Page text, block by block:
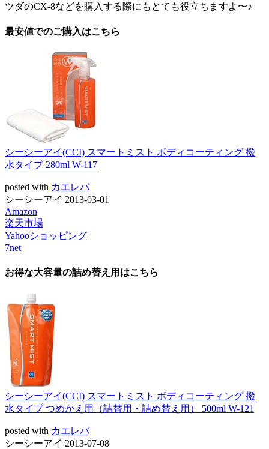
ツダのCX-8などを購入する際にもとても役立ちますよ〜♪
最安値でのご購入はこちら
シーシーアイ(CCI) スマートミスト ボディコーティング 撥
水タイプ 280ml W-117
posted with カエレバ
シーシーアイ 2013-03-01
Amazon
楽天市場
Yahooショッピング
7net
お得な大容量の詰め替え用はこちら
シーシーアイ(CCI) スマートミスト ボディコーティング 撥
水タイプ つめかえ用（詰替用・詰め替え用） 500ml W-121
posted with カエレバ
シーシーアイ 2013-07-08